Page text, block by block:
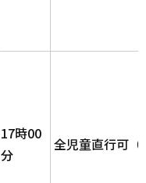
17時00
分
全児童直行可（